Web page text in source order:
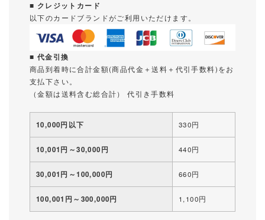
■ クレジットカード
以下のカードブランドがご利用いただけます。
■ 代金引換
商品到着時に合計金額(商品代金＋送料＋代引手数料)をお
支払下さい。
（金額は送料含む総合計） 代引き手数料
10,000円以下 330円
10,001円～30,000円 440円
30,001円～100,000円 660円
100,001円～300,000円 1,100円